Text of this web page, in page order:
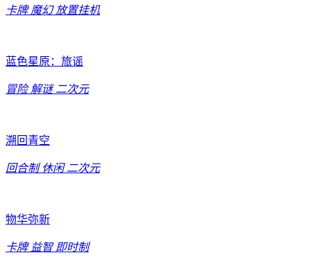
卡牌 魔幻 放置挂机
蓝色星原：旅谣
冒险 解谜 二次元
溯回青空
回合制 休闲 二次元
物华弥新
卡牌 益智 即时制